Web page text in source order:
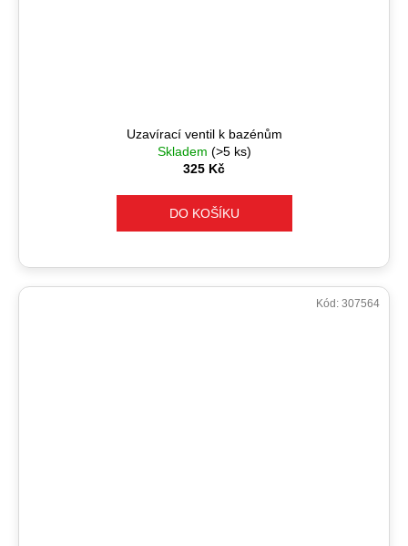
Uzavírací ventil k bazénům
Skladem (>5 ks)
325 Kč
DO KOŠÍKU
Kód: 307564